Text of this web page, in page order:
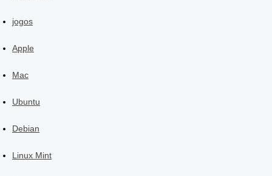
jogos
Apple
Mac
Ubuntu
Debian
Linux Mint